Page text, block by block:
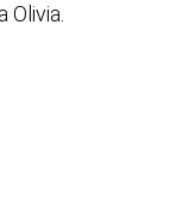
Olivia.